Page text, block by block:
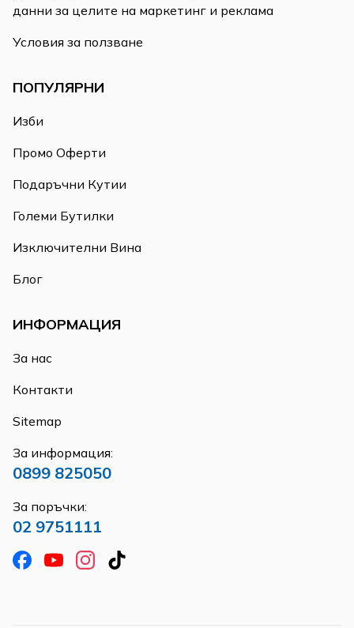
данни за целите на маркетинг и реклама
Условия за ползване
ПОПУЛЯРНИ
Изби
Промо Оферти
Подаръчни Кутии
Големи Бутилки
Изключителни Вина
Блог
ИНФОРМАЦИЯ
За нас
Контакти
Sitemap
За информация:
0899 825050
За поръчки:
02 9751111